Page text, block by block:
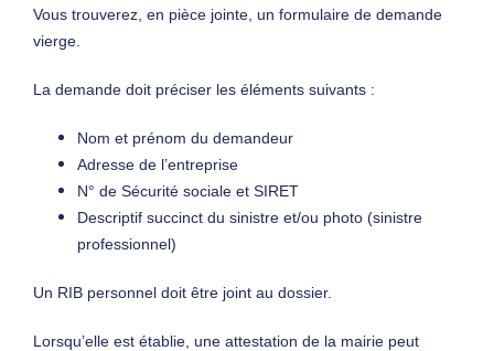
Vous trouverez, en pièce jointe, un formulaire de demande
vierge.
La demande doit préciser les éléments suivants :
Nom et prénom du demandeur
Adresse de l’entreprise
N° de Sécurité sociale et SIRET
Descriptif succinct du sinistre et/ou photo (sinistre
professionnel)
Un RIB personnel doit être joint au dossier.
Lorsqu’elle est établie, une attestation de la mairie peut